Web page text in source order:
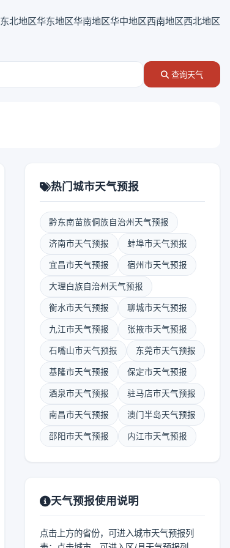
东北地区华东地区华南地区华中地区西南地区西北地区
查询天气
热门城市天气预报
黔东南苗族侗族自治州天气预报
济南市天气预报 蚌埠市天气预报
宜昌市天气预报 宿州市天气预报
大理白族自治州天气预报
衡水市天气预报 聊城市天气预报
九江市天气预报 张掖市天气预报
石嘴山市天气预报 东莞市天气预报
基隆市天气预报 保定市天气预报
酒泉市天气预报 驻马店市天气预报
南昌市天气预报 澳门半岛天气预报
邵阳市天气预报 内江市天气预报
天气预报使用说明
点击上方的省份，可进入城市天气预报列